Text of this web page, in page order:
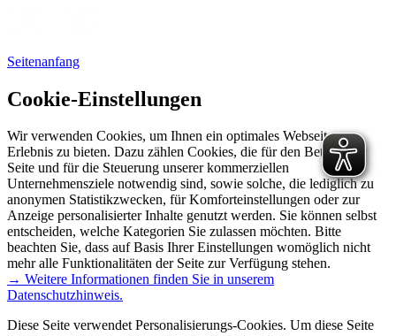
Seitenanfang
Cookie-Einstellungen
Wir verwenden Cookies, um Ihnen ein optimales Webseiten-
Erlebnis zu bieten. Dazu zählen Cookies, die für den Betrieb der
Seite und für die Steuerung unserer kommerziellen
Unternehmensziele notwendig sind, sowie solche, die lediglich zu
anonymen Statistikzwecken, für Komforteinstellungen oder zur
Anzeige personalisierter Inhalte genutzt werden. Sie können selbst
entscheiden, welche Kategorien Sie zulassen möchten. Bitte
beachten Sie, dass auf Basis Ihrer Einstellungen womöglich nicht
mehr alle Funktionalitäten der Seite zur Verfügung stehen.
→ Weitere Informationen finden Sie in unserem
Datenschutzhinweis.
Diese Seite verwendet Personalisierungs-Cookies. Um diese Seite